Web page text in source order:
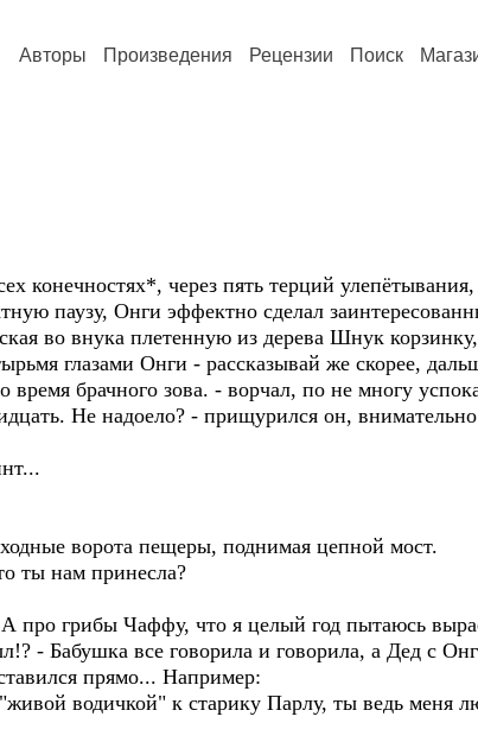
Авторы Произведения Рецензии Поиск
конечностях*, через пять терций
паузу, Онги эффектно сделал
во внука плетенную из дерева Шнук
глазами Онги - рассказывай же скорее,
брачного зова. - ворчал, по не многу
Не надоело? - прищурился он,
ворота пещеры, поднимая цепной мост.
ты нам принесла?
про грибы Чаффу, что я целый год пытаюсь
- Бабушка все говорила и говорила, а Дед с
прямо... Например:
водичкой" к старику Парлу, ты ведь меня